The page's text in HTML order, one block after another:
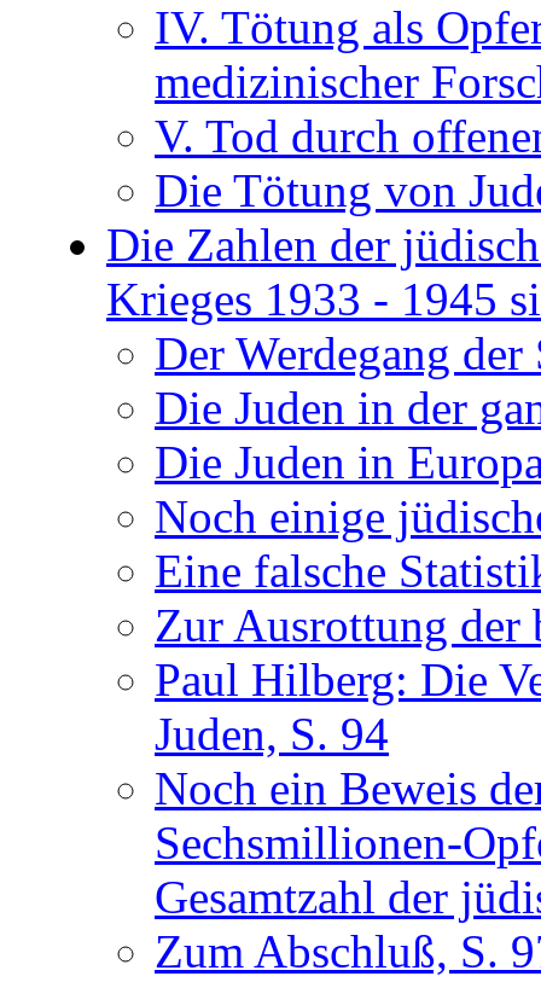
IV. Tötung als
medizinischer
V. Tod durch
Die Tötung von
Die Zahlen der
Krieges 1933 - 1945
Der Werdegang
Die Juden in der
Die Juden in
Noch einige
Eine falsche
Zur Ausrottung der
Paul Hilberg: Die
Juden, S. 94
Noch ein Beweis
Sechsmillionen-
Gesamtzahl der
Zum Abschluß, S.